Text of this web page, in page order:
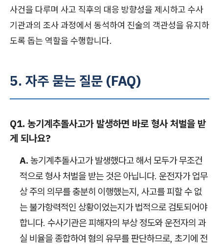
사건을 다루며 사고 직후의 대응 방향성을 제시하고 수사
기관과의 조사 과정에서 동석하여 진술의 객관성을 유지하
도록 돕는 역할을 수행합니다.
5. 자주 묻는 질문 (FAQ)
Q1. 농기계추돌사고가 발생하면 바로 형사 처벌을 받
게 되나요?
A. 농기계추돌사고가 발생했다고 해서 모두가 무조건
적으로 형사 처벌을 받는 것은 아닙니다. 운전자가 업무
상 주의 의무를 충분히 이행했는지, 사고를 피할 수 없
는 불가항력적인 상황이었는지가 법적으로 검토되어야
합니다. 수사기관은 피해자의 부상 정도와 운전자의 과
실 비율을 종합하여 혐의 유무를 판단하므로, 초기에 전